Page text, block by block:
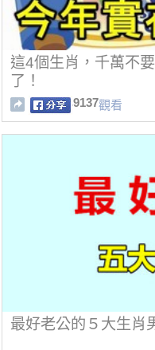
這4個生肖，千萬不
了！
9137觀看
最好老公的５大生肖